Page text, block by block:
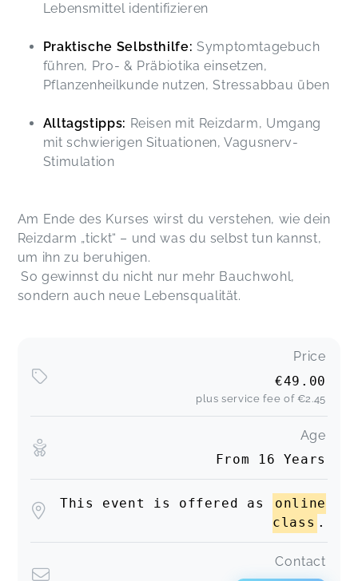
Lebensmittel identifizieren
Praktische Selbsthilfe: Symptomtagebuch
führen, Pro- & Präbiotika einsetzen,
Pflanzenheilkunde nutzen, Stressabbau üben
Alltagstipps: Reisen mit Reizdarm, Umgang
mit schwierigen Situationen, Vagusnerv-
Stimulation
Am Ende des Kurses wirst du verstehen, wie dein
Reizdarm „tickt“ – und was du selbst tun kannst,
um ihn zu beruhigen.
So gewinnst du nicht nur mehr Bauchwohl,
sondern auch neue Lebensqualität.
Price
€49.00
plus service fee of €2.45
Age
From 16 Years
This event is offered as
online
class .
Contact